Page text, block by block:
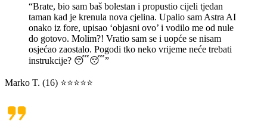
“Brate, bio sam baš bolestan i propustio cijeli tjedan
taman kad je krenula nova cjelina. Upalio sam Astra AI
onako iz fore, upisao ‘objasni ovo’ i vodilo me od nule
do gotovo. Molim?! Vratio sam se i uopće se nisam
osjećao zaostalo. Pogodi tko neko vrijeme neće trebati
instrukcije? 😴😴”
Marko T. (16) ⭐⭐⭐⭐⭐